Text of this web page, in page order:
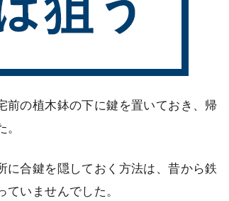
の植木鉢の下に鍵を置いておき、帰
合鍵を隠しておく方法は、昔から鉄
いませんでした。